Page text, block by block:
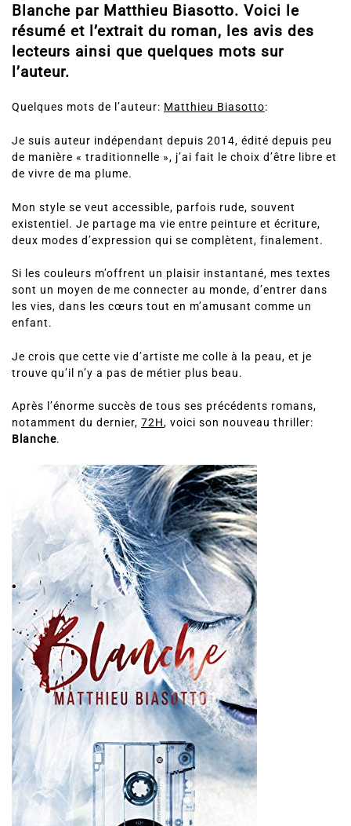
Blanche par Matthieu Biasotto. Voici le
résumé et l’extrait du roman, les avis des
lecteurs ainsi que quelques mots sur
l’auteur.
Quelques mots de l’auteur: Matthieu Biasotto:
Je suis auteur indépendant depuis 2014, édité depuis peu
de manière « traditionnelle », j’ai fait le choix d’être libre et
de vivre de ma plume.
Mon style se veut accessible, parfois rude, souvent
existentiel. Je partage ma vie entre peinture et écriture,
deux modes d’expression qui se complètent, finalement.
Si les couleurs m’offrent un plaisir instantané, mes textes
sont un moyen de me connecter au monde, d’entrer dans
les vies, dans les cœurs tout en m’amusant comme un
enfant.
Je crois que cette vie d’artiste me colle à la peau, et je
trouve qu’il n’y a pas de métier plus beau.
Après l’énorme succès de tous ses précédents romans,
notamment du dernier, 72H, voici son nouveau thriller:
Blanche.